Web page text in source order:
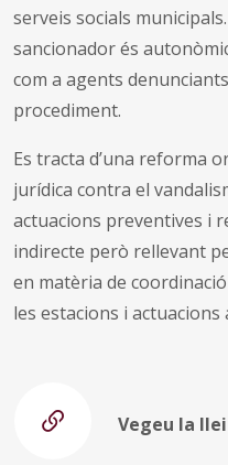
serveis socials
sancionador és
com a agents
procediment.
Es tracta d’una reforma
jurídica contra el
actuacions preventives i
indirecte però rellevant
en matèria de
les estacions i
Vegeu la llei